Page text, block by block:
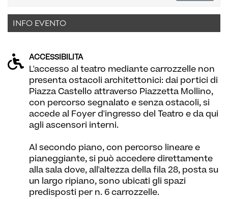
INFO EVENTO
ACCESSIBILITÀ
L'accesso al teatro mediante carrozzelle non
presenta ostacoli architettonici: dai portici di
Piazza Castello attraverso Piazzetta Mollino,
con percorso segnalato e senza ostacoli, si
accede al Foyer d'ingresso del Teatro e da qui
agli ascensori interni.
Al secondo piano, con percorso lineare e
pianeggiante, si può accedere direttamente
alla sala dove, all'altezza della fila 28, posta su
un largo ripiano, sono ubicati gli spazi
predisposti per n. 6 carrozzelle.